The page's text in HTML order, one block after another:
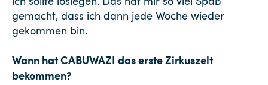
gemacht, dass ich dann jede Woche wieder
gekommen bin.
Wann hat CABUWAZI das erste Zirkuszelt
bekommen?